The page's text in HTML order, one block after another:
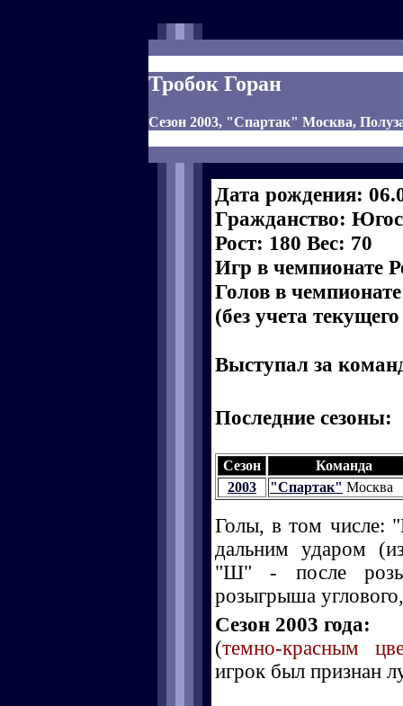
Тробок Горан
Сезон 2003, "Спартак" Москва,
Дата рождения:
Гражданство:
Рост: 180 Вес: 70
Игр в чемпионате
Голов в
(без учета
Выступал за
Последние сезоны:
Сезон
Команда
2003
"Спартак" Москва
Голы, в том числе:
дальним ударом
"Ш" - после
розыгрыша
Сезон 2003 года:
(темно-красным
игрок был признан